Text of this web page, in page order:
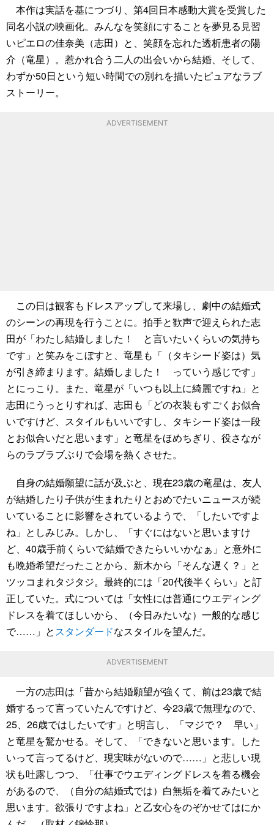
本作は実話を基につづり、第4回日本感動大賞を受賞した
同名小説の映画化。みんなを笑顔にすることを夢見る見習
いピエロの佳奈美（志田）と、笑顔を忘れた透析患者の陽
介（竜星）。惹かれ合う二人の出会いから結婚、そして、
わずか50日という短い時間での別れを描いたピュアなラブ
ストーリー。
ADVERTISEMENT
この日は観客もドレスアップして来場し、劇中の結婚式
のシーンの再現を行うことに。拍手と歓声で迎えられた志
田が「わたし結婚しました！ と言いたいくらいの気持ち
です」と笑みをこぼすと、竜星も「（タキシード姿は）気
が引き締まります。結婚しました！ っていう感じです」
とにっこり。また、竜星が「いつも以上に綺麗ですね」と
志田にうっとりすれば、志田も「どの衣装もすごくお似合
いですけど、スタイルもいいですし、タキシード姿は一段
とお似合いだと思います」と竜星をほめちぎり、役さなが
らのラブラブぶりで会場を熱くさせた。
自身の結婚願望に話が及ぶと、現在23歳の竜星は、友人
が結婚したり子供が生まれたりとおめでたいニュースが続
いていることに影響をされているようで、「したいですよ
ね」としみじみ。しかし、「すぐにはないと思いますけ
ど、40歳手前くらいで結婚できたらいいかなぁ」と意外に
も晩婚希望だったことから、新木から「そんな遅く？」と
ツッコまれタジタジ。最終的には「20代後半くらい」と訂
正していた。式については「女性には普通にウエディング
ドレスを着てほしいから、（今日みたいな）一般的な感じ
で……」とスタンダードなスタイルを望んだ。
ADVERTISEMENT
一方の志田は「昔から結婚願望が強くて、前は23歳で結
婚するって言っていたんですけど、今23歳で無理なので、
25、26歳ではしたいです」と明言し、「マジで？ 早い」
と竜星を驚かせる。そして、「できないと思います。した
いって言ってるけど、現実味がないので……」と悲しい現
状も吐露しつつ、「仕事でウエディングドレスを着る機会
があるので、（自分の結婚式では）白無垢を着てみたいと
思います。欲張りですよね」と乙女心をのぞかせてはにか